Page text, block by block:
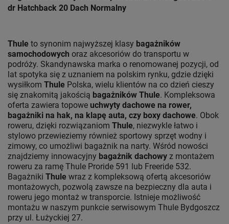
dr Hatchback 20 Dach Normalny
Thule to synonim najwyższej klasy bagażników
samochodowych oraz akcesoriów do transportu w
podróży. Skandynawska marka o renomowanej pozycji, od
lat spotyka się z uznaniem na polskim rynku, gdzie dzięki
wysiłkom Thule Polska, wielu klientów na co dzień cieszy
się znakomitą jakością bagażników Thule. Kompleksowa
oferta zawiera topowe uchwyty dachowe na rower,
bagażniki na hak, na klapę auta, czy boxy dachowe. Obok
roweru, dzięki rozwiązaniom Thule, niezwykle łatwo i
stylowo przewieziemy również sportowy sprzęt wodny i
zimowy, co umożliwi bagażnik na narty. Wśród nowości
znajdziemy innowacyjny bagażnik dachowy z montażem
roweru za ramę Thule Proride 591 lub Freeride 532.
Bagażniki Thule wraz z kompleksową ofertą akcesoriów
montażowych, pozwolą zawsze na bezpieczny dla auta i
roweru jego montaż w transporcie. Istnieje możliwość
montażu w naszym punkcie serwisowym Thule Bydgoszcz
przy ul. Łużyckiej 27.